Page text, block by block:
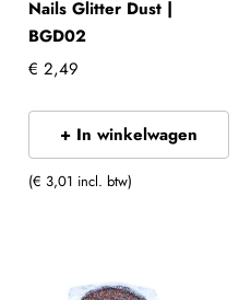
Nails Glitter Dust |
BGD02
€ 2,49
+ In winkelwagen
(€ 3,01 incl. btw)